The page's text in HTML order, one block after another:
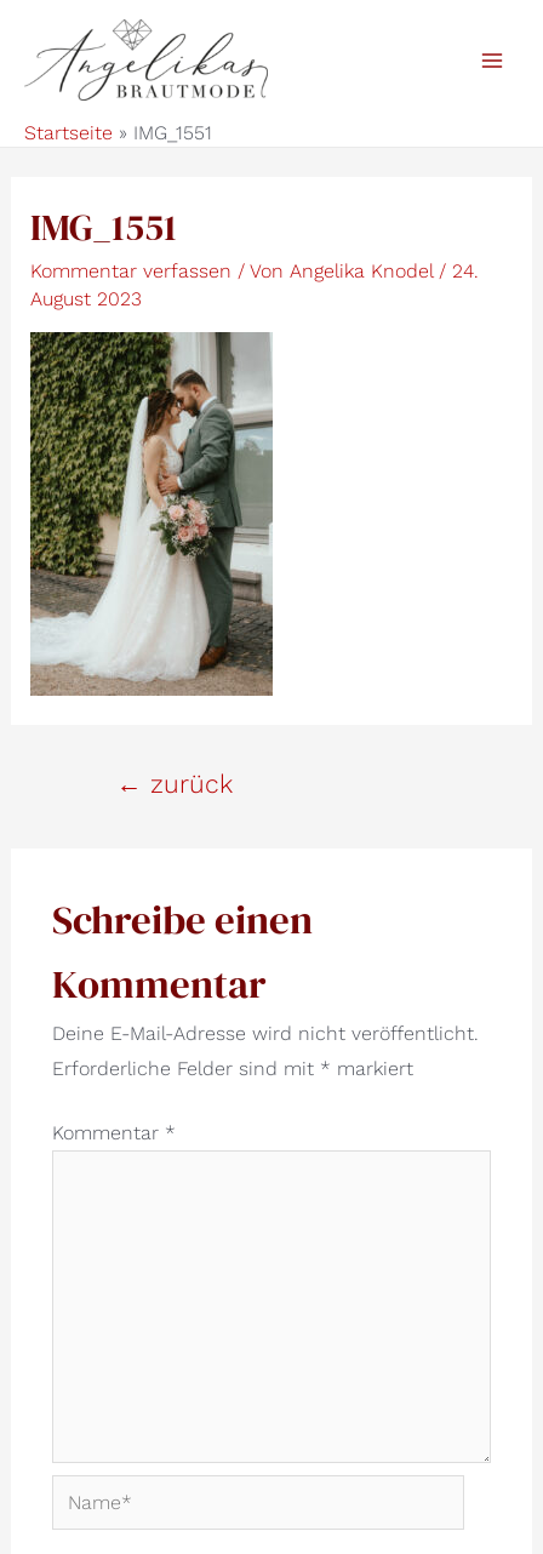
Inhalt
springen
Startseite IMG_1551
IMG_1551
Kommentar verfassen / Von Angelika Knodel / 24.
August 2023
← zurück
Schreibe einen
Kommentar
Deine E-Mail-Adresse wird nicht veröffentlicht.
Erforderliche Felder sind mit * markiert
Kommentar *
Name*